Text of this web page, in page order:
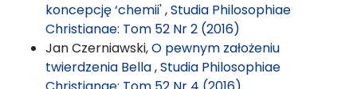
koncepcję ‘chemii',Studia Philosophiae
Christianae: Tom 52 Nr 2 (2016)
Jan Czerniawski,O pewnym założeniu
twierdzenia Bella,Studia Philosophiae